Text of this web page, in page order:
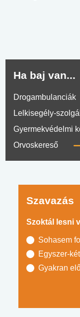
Ha baj van...
Drogambulanciák
Lelkisegély-
Gyermekvédelmi
Orvoskereső
Szavazás
Szoktál lesni
Sohasem
Egyszer-
Gyakran